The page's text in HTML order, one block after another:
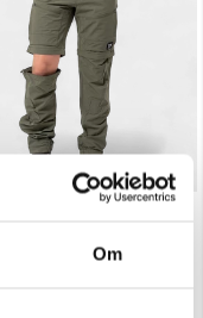
Om
5 stjärnor